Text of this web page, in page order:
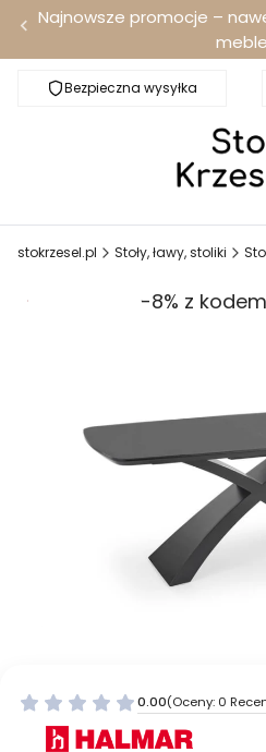
Najnowsze promocje –
Bezpieczna wysyłka
stokrzesel.pl Stoły, ławy, stoliki
Promocja -8% z kodem
0.00(Oceny: 0